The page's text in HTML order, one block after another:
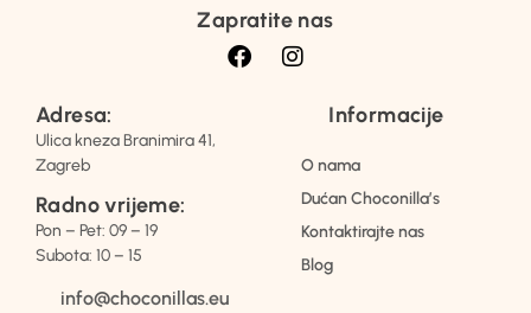
Zapratite nas
Adresa:
Ulica kneza Branimira 41,
Zagreb
Radno vrijeme:
Pon – Pet: 09 – 19
Subota: 10 – 15
info@choconillas.eu
Informacije
O nama
Dućan Choconilla’s
Kontaktirajte nas
Blog